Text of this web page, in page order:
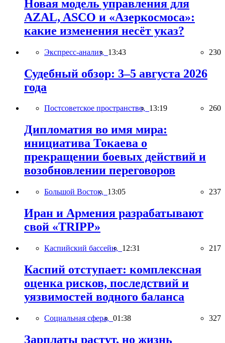
Новая модель управления для
AZAL, ASCO и «Азеркосмоса»:
какие изменения несёт указ?
Экспресс-анализ, 13:43 230
Судебный обзор: 3–5 августа 2026
года
Постсоветское пространство, 13:19 260
Дипломатия во имя мира:
инициатива Токаева о
прекращении боевых действий и
возобновлении переговоров
Большой Восток, 13:05 237
Иран и Армения разрабатывают
свой «TRIPP»
Каспийский бассейн, 12:31 217
Каспий отступает: комплексная
оценка рисков, последствий и
уязвимостей водного баланса
Социальная сфера, 01:38 327
Зарплаты растут, но жизнь